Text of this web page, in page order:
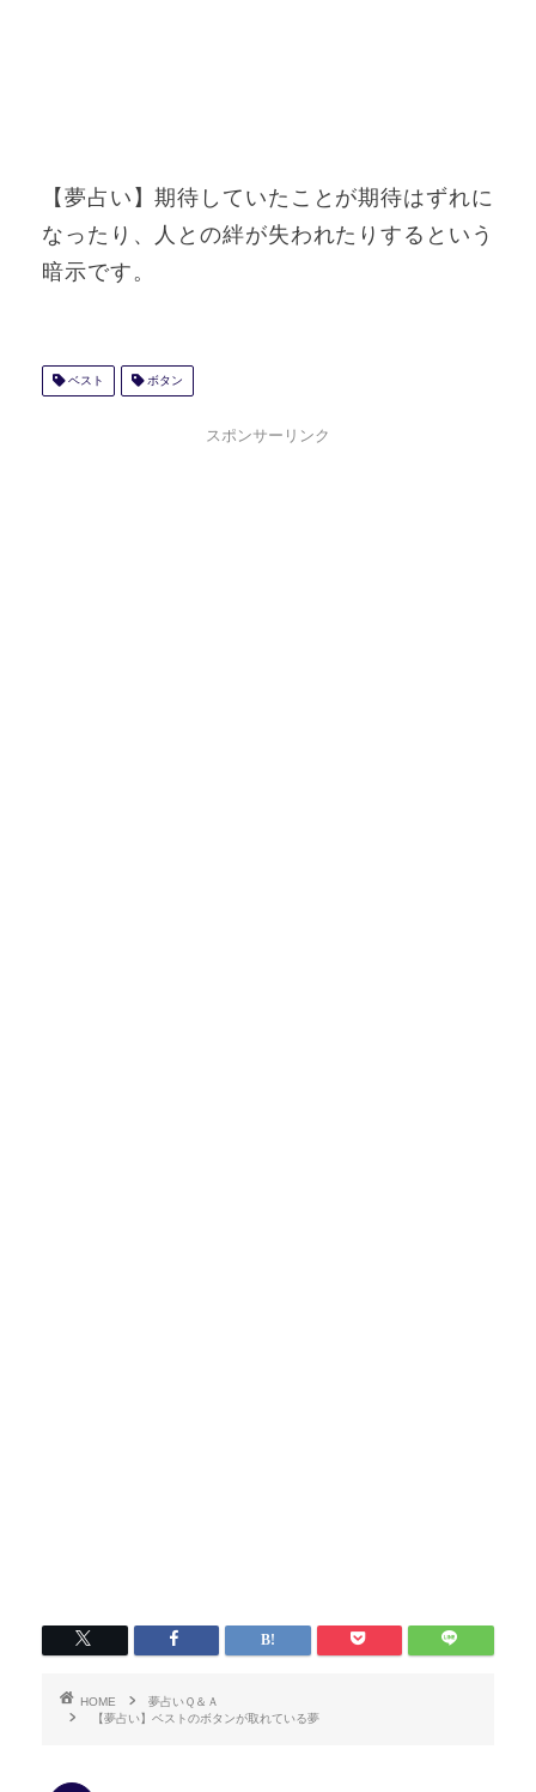
【夢占い】期待していたことが期待はずれに
なったり、人との絆が失われたりするという
暗示です。
ベスト ボタン
スポンサーリンク
HOME
夢占いＱ＆Ａ
【夢占い】ベストのボタンが取れている夢